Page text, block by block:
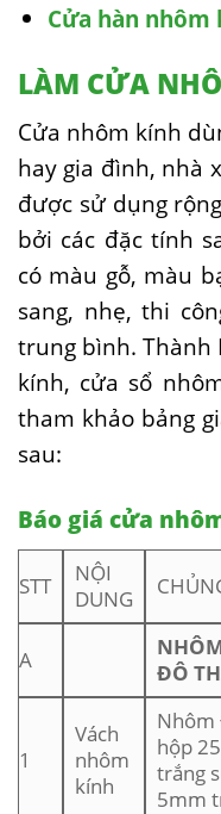
Cửa hàn nhôm
LÀM CỬA
Cửa nhôm kính
hay gia đình, nhà
được sử dụng
bởi các đặc tính
có màu gỗ, màu
sang, nhẹ, thi
trung bình. Thành
kính, cửa sổ
tham khảo bảng
sau:
Báo giá cửa
STT
NỘI
DUNG
A
ĐÔ
1
Vách
nhôm
kính
Nhôm
hộp
trắng
5mm